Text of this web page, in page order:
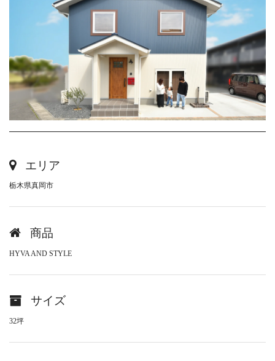
エリア
栃木県真岡市
商品
HYVA AND STYLE
サイズ
32坪